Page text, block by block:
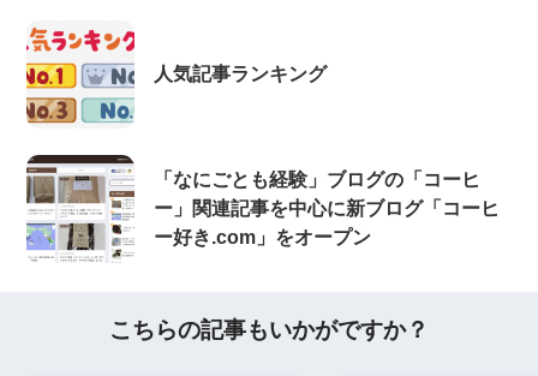
人気記事ランキング
「なにごとも経験」ブログの「コーヒ
ー」関連記事を中心に新ブログ「コーヒ
ー好き.com」をオープン
こちらの記事もいかがですか？